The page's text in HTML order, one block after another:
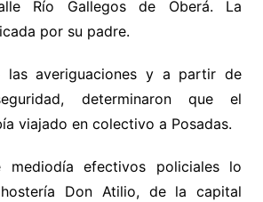
Río Gallegos de Oberá. La
por su padre.
las averiguaciones y a partir de
determinaron que el
viajado en colectivo a Posadas.
mediodía efectivos policiales lo
Don Atilio, de la capital